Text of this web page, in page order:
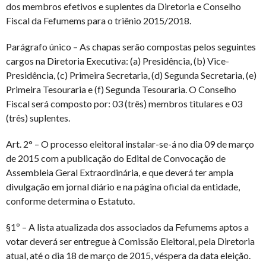
dos membros efetivos e suplentes da Diretoria e Conselho
Fiscal da Fefumems para o triênio 2015/2018.
Parágrafo único – As chapas serão compostas pelos seguintes
cargos na Diretoria Executiva: (a) Presidência, (b) Vice-
Presidência, (c) Primeira Secretaria, (d) Segunda Secretaria, (e)
Primeira Tesouraria e (f) Segunda Tesouraria. O Conselho
Fiscal será composto por: 03 (três) membros titulares e 03
(três) suplentes.
Art. 2° – O processo eleitoral instalar-se-á no dia 09 de março
de 2015 com a publicação do Edital de Convocação de
Assembleia Geral Extraordinária, e que deverá ter ampla
divulgação em jornal diário e na página oficial da entidade,
conforme determina o Estatuto.
§1º – A lista atualizada dos associados da Fefumems aptos a
votar deverá ser entregue à Comissão Eleitoral, pela Diretoria
atual, até o dia 18 de março de 2015, véspera da data eleição.